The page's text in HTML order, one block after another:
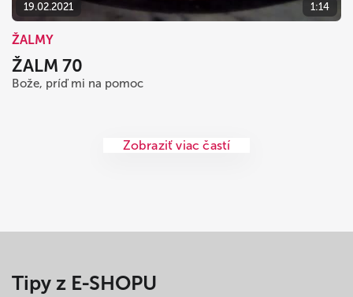
19.02.2021 1:14
ŽALMY
ŽALM 70
Bože, príď mi na pomoc
Zobraziť viac častí
Tipy z E-SHOPU